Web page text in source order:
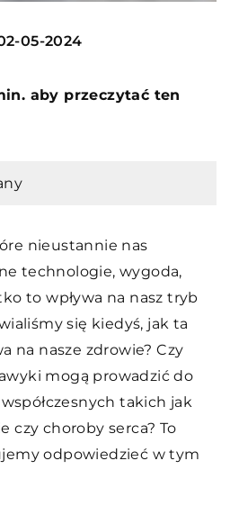
05-2024
aby przeczytać ten
nieustannie nas
technologie, wygoda,
to wpływa na nasz tryb
się kiedyś, jak ta
na nasze zdrowie? Czy
mogą prowadzić do
takich jak
czy choroby serca? To
odpowiedzieć w tym